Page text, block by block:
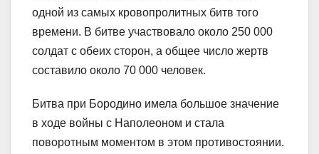
одной из самых кровопролитных битв того
времени. В битве участвовало около 250 000
солдат с обеих сторон, а общее число жертв
составило около 70 000 человек.
Битва при Бородино имела большое значение
в ходе войны с Наполеоном и стала
поворотным моментом в этом противостоянии.